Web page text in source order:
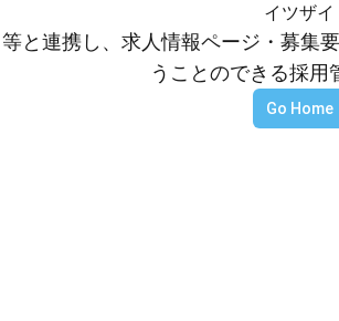
イツザイ
と連携し、求人情報ページ・募
うことのできる採用
Go Home